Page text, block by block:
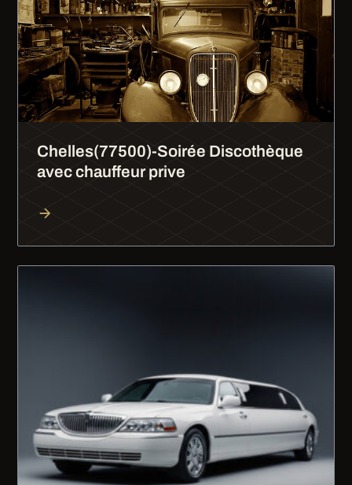
Chelles(77500)-Soirée Discothèque
avec chauffeur prive